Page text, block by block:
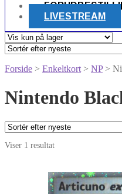
LIVESTREAM
Forside > Enkeltkort > NP>
Nintendo
Viser 1 resultat